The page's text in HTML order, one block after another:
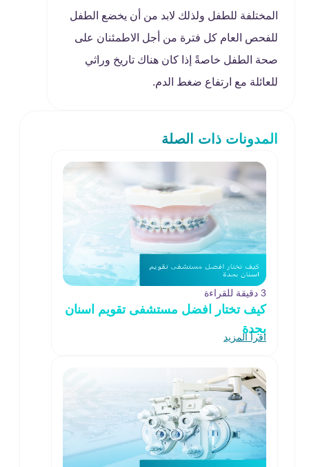
المختلفة للطفل ولذلك لابد من أن يخضع الطفل
للفحص العام كل فترة من أجل الاطمئنان على
صحة الطفل خاصةً إذا كان هناك تاريخ وراثي
للعائلة مع ارتفاع ضغط الدم.
المدونات ذات الصلة
3 دقيقة للقراءة
كيف تختار افضل مستشفى تقويم اسنان
بجدة
اقرأ المزيد